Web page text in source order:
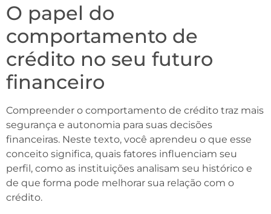
O papel do
comportamento de
crédito no seu futuro
financeiro
Compreender o comportamento de crédito traz mais
segurança e autonomia para suas decisões
financeiras. Neste texto, você aprendeu o que esse
conceito significa, quais fatores influenciam seu
perfil, como as instituições analisam seu histórico e
de que forma pode melhorar sua relação com o
crédito.